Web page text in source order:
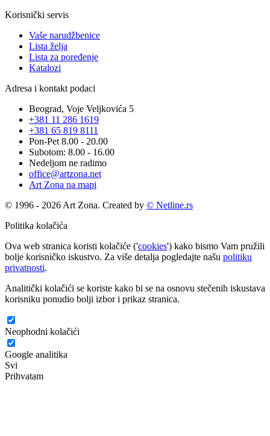
Korisnički servis
Vaše narudžbenice
Lista želja
Lista za poređenje
Katalozi
Adresa i kontakt podaci
Beograd, Voje Veljkovića 5
+381 11 286 1619
+381 65 819 8111
Pon-Pet 8.00 - 20.00
Subotom: 8.00 - 16.00
Nedeljom ne radimo
office@artzona.net
Art Zona na mapi
© 1996 - 2026 Art Zona. Created by © Netline.rs
Politika kolačića
Ova web stranica koristi kolačiće ('cookies') kako bismo Vam pružili
bolje korisničko iskustvo. Za više detalja pogledajte našu politiku
privatnosti.
Analitički kolačići se koriste kako bi se na osnovu stečenih iskustava
korisniku ponudio bolji izbor i prikaz stranica.
Neophodni kolačići
Google analitika
Svi
Prihvatam